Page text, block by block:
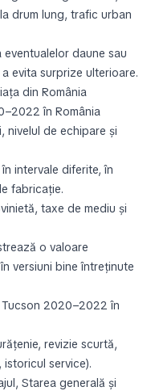
drum lung, trafic urban
eventualelor daune sau
evita surprize ulterioare.
din România
în România
nivelul de echipare și
intervale diferite, în
fabricație.
taxe de mediu și
o valoare
versiuni bine întreținute
2020–2022 în
revizie scurtă,
service).
Starea generală și